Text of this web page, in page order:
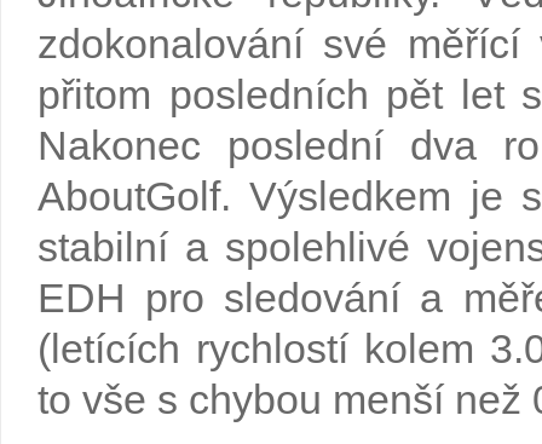
zdokonalování své
přitom posledních pět let
Nakonec poslední dva
AboutGolf. Výsledkem je
stabilní a spolehlivé
EDH pro sledování a
(letících rychlostí kolem
to vše s chybou menší než